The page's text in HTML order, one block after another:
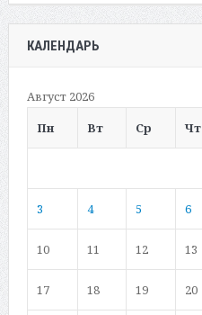
КАЛЕНДАРЬ
Август 2026
Пн
Вт Ср Чт
3 4 5 6
10 11 12 13
17 18 19 20